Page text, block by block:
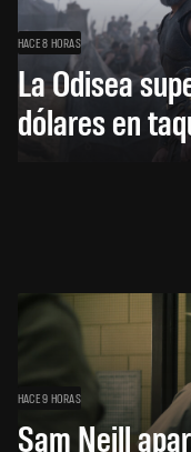
HACE 8 HORAS
La Odisea
dólares en
HACE 9 HORAS
Sam Neill